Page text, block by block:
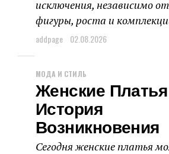
исключения, независимо от
фигуры, роста и
addpage 02.08.2026
МОДА И СТИЛЬ
Женские Платья
История
Возникновения
Сегодня женские платья